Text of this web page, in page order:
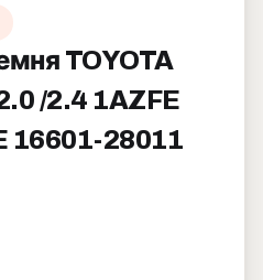
TOYOTA
/2.4 1AZFE
16601-28011